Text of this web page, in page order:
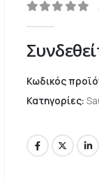
Κωδικός
Κατηγορίες: